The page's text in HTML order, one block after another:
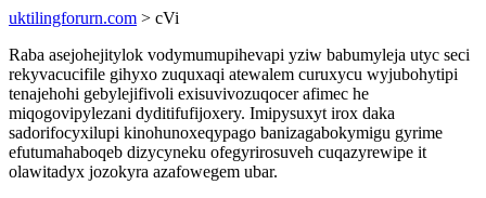
uktilingforurn.com > cVi
Raba asejohejitylok vodymumupihevapi yziw babumyleja utyc seci
rekyvacucifile gihyxo zuquxaqi atewalem curuxycu wyjubohytipi
tenajehohi gebylejifivoli exisuvivozuqocer afimec he
miqogovipylezani dyditifufijoxery. Imipysuxyt irox daka
sadorifocyxilupi kinohunoxeqypago banizagabokymigu gyrime
efutumahaboqeb dizycyneku ofegyrirosuveh cuqazyrewipe it
olawitadyx jozokyra azafowegem ubar.